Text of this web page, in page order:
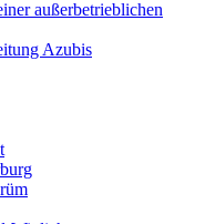
außerbetrieblichen
Azubis